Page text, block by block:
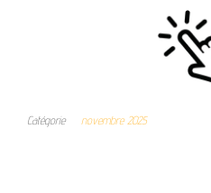
Catégorie novembre 2025